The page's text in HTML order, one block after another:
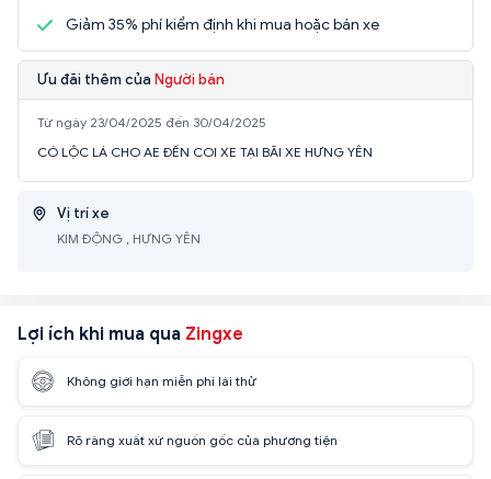
Giảm 35% phí kiểm định khi mua hoặc bán xe
Ưu đãi thêm của Người bán
Từ ngày 23/04/2025 đến 30/04/2025
CÓ LỘC LÁ CHO AE ĐẾN COI XE TẠI BÃI XE HƯNG YÊN
Vị trí xe
KIM ĐỘNG , HƯNG YÊN
Lợi ích khi mua qua Zingxe
Không giới hạn miễn phí lái thử
Rõ ràng xuất xứ nguồn gốc của phương tiện